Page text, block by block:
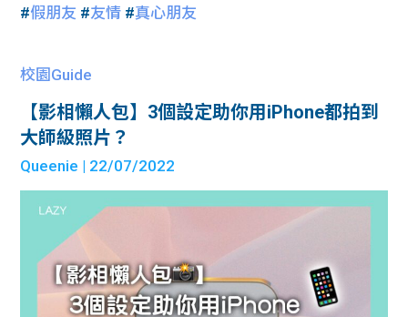
#假朋友 #友情 #真心朋友
校園Guide
【影相懶人包】3個設定助你用iPhone都拍到
大師級照片？
Queenie | 22/07/2022